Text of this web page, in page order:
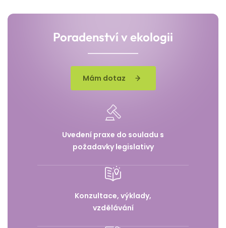
Poradenství v ekologii
Mám dotaz
Uvedení praxe do souladu s
požadavky legislativy
Konzultace, výklady,
vzdělávání